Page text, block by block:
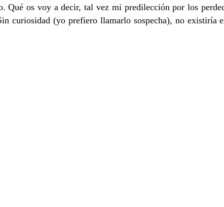
os voy a decir, tal vez mi predilección por los
curiosidad (yo prefiero llamarlo sospecha), no existiría